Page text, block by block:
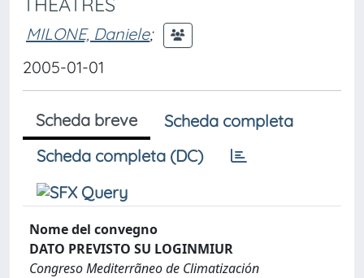
MILONE, Daniele;
2005-01-01
Scheda breve
Scheda completa
Scheda completa (DC)
Nome del convegno
DATO PREVISTO SU LOGINMIUR
Congreso Mediterrãneo de Climatización